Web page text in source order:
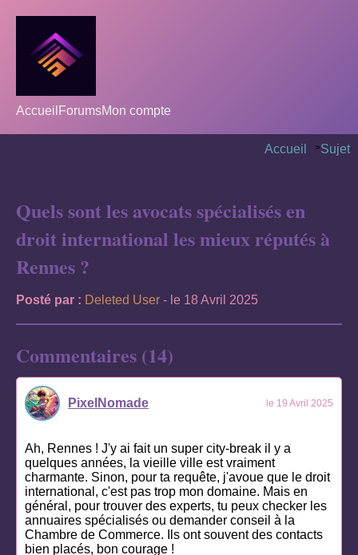
Accueil ForumsMon compte
Accueil >Sujet
Quels sont les avocats spécialisés en
droit international les mieux réputés à
Rennes ?
Posté par : Deleted User - le 18 Avril 2025
Commentaires (14)
PixelNomade le 19 Avril 2025
Ah, Rennes ! J'y ai fait un super city-break il y a
quelques années, la vieille ville est vraiment
charmante. Sinon, pour ta requête, j'avoue que le droit
international, c'est pas trop mon domaine. Mais en
général, pour trouver des experts, tu peux checker les
annuaires spécialisés ou demander conseil à la
Chambre de Commerce. Ils ont souvent des contacts
bien placés, bon courage !